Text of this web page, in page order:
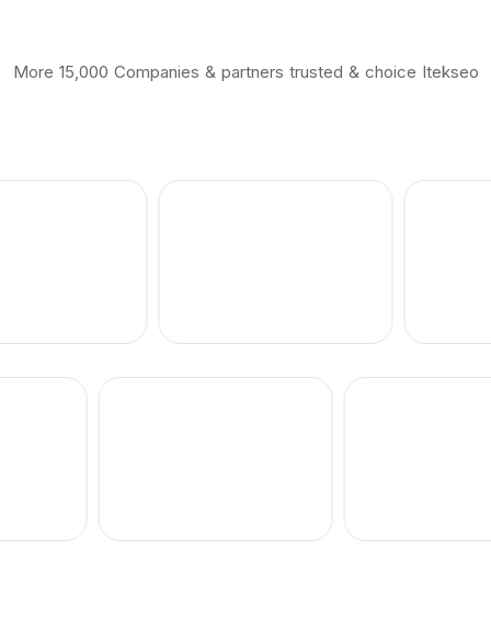
More 15,000 Companies & partners trusted & choice Itekseo